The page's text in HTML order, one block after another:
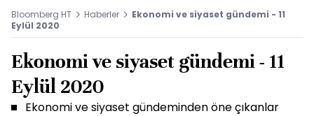
Bloomberg HT Haberler
Ekonomi ve siyaset gündemi - 11
Eylül 2020
Ekonomi ve siyaset gündemi - 11
Eylül 2020
Ekonomi ve siyaset gündeminden öne çıkanlar